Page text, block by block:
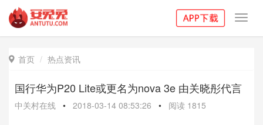
 首页 热点资讯
国行华为P20 Lite或更名为nova 3e 由关晓彤代言
中关村在线 • 2018-03-14 08:53:26 • 阅读 1815